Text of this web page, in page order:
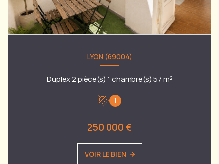
LYON (69004)
Duplex 2 pièce(s) 1 chambre(s) 57 m²
1
250 000 €
VOIR LE BIEN